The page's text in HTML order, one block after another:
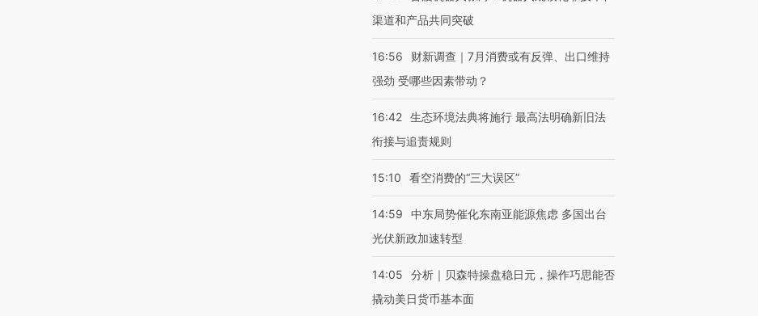
渠道和产品共同突破
16:56
财新调查｜7月消费或有反弹、出口维持
强劲 受哪些因素带动？
16:42 生态环境法典将施行 最高法明确新旧法
衔接与追责规则
15:10 看空消费的“三大误区”
14:59
中东局势催化东南亚能源焦虑 多国出台
光伏新政加速转型
14:05
分析｜贝森特操盘稳日元，操作巧思能否
撬动美日货币基本面